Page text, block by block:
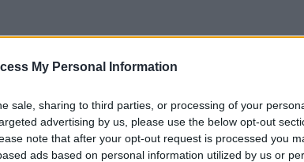
My Personal Information
sale, sharing to third parties, or processing of your
advertising by us, please use the below opt-out
note that after your opt-out request is processed you
ads based on personal information utilized by us or